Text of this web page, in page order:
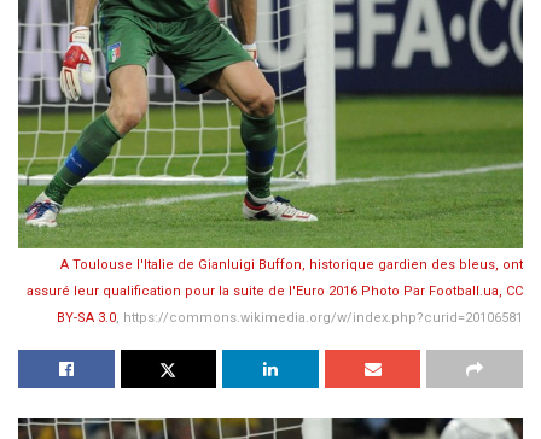
A Toulouse l'Italie de Gianluigi Buffon, historique gardien des bleus, ont
assuré leur qualification pour la suite de l'Euro 2016 Photo Par Football.ua, CC
BY-SA 3.0, https://commons.wikimedia.org/w/index.php?curid=20106581